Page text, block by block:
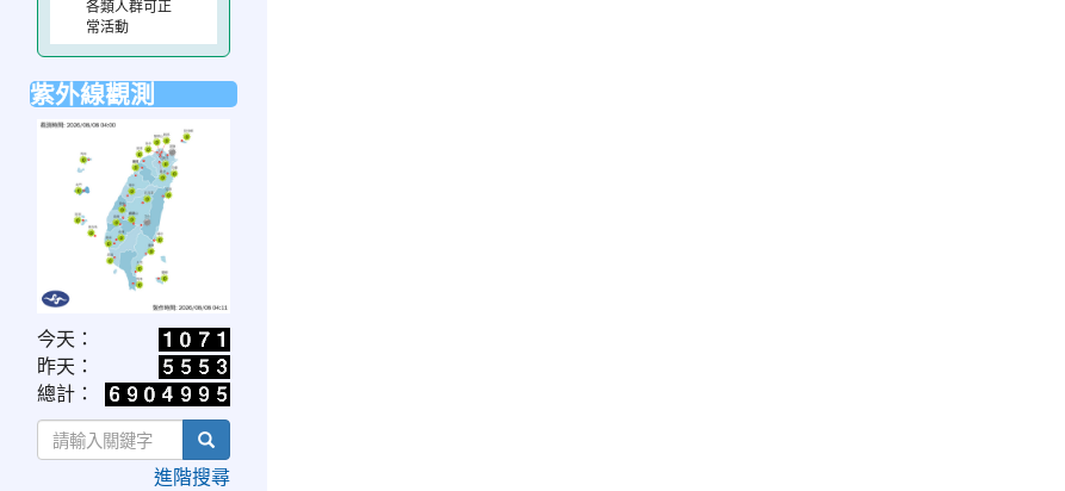
各類人群可正
常活動
紫外線觀測
link
to
https://www.cwa.gov.tw/V8/C/W/OBS_UVI.html
今天：
昨天：
總計：
search
進階搜尋